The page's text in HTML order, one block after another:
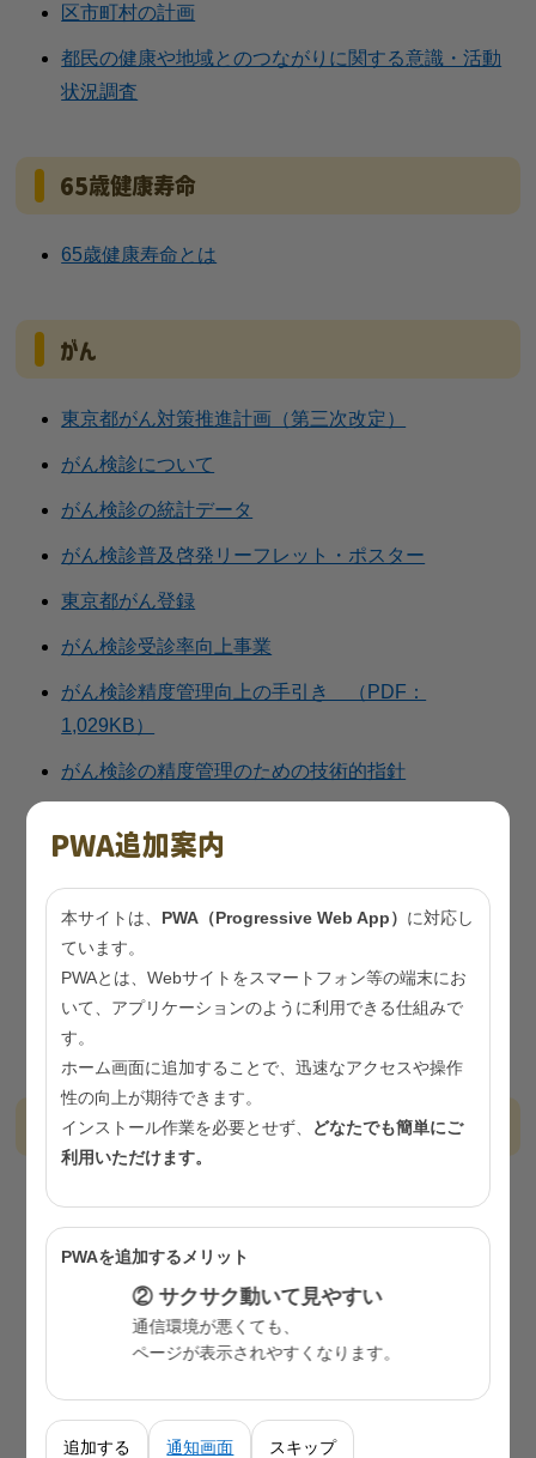
区市町村の計画
都民の健康や地域とのつながりに関する意識・活動
状況調査
65歳健康寿命
65歳健康寿命とは
がん
東京都がん対策推進計画（第三次改定）
がん検診について
がん検診の統計データ
がん検診普及啓発リーフレット・ポスター
東京都がん登録
がん検診受診率向上事業
がん検診精度管理向上の手引き （PDF：
1,029KB）
がん検診の精度管理のための技術的指針
乳がん検査従事者等講習会
胃内視鏡検診講習会
がん検診従事者講習会（生活習慣病検診従事者講習
会）
東京都生活習慣病検診管理指導協議会
栄養・食生活
（東京都保健医療局ホームペ
ージへ）
栄養士・管理栄養士免許（東京都保健医療局ホーム
ページへ）
多摩・島しょ地区の特定給食施設の方へ（東京都保
健医療局ホームページへ）
PWA追加案内
本サイトは、 PWA（Progressive Web App） に対応し
ています。
PWAとは、Webサイトをスマートフォン等の端末にお
いて、アプリケーションのように利用できる仕組みで
す。
ホーム画面に追加することで、迅速なアクセスや操作
性の向上が期待できます。
インストール作業を必要とせず、 どなたでも簡単にご
利用いただけます。
PWAを追加するメリット
② サクサク動いて見やすい
通信環境が悪くても、
ページが表示されやすくなります。
追加する 通知画面 スキップ